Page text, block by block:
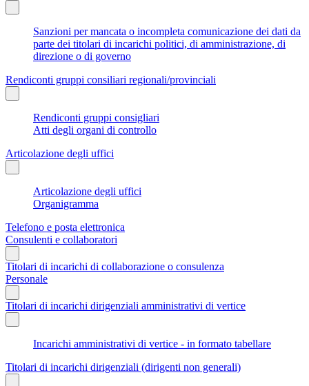
Sanzioni per mancata o incompleta comunicazione dei dati da
parte dei titolari di incarichi politici, di amministrazione, di
direzione o di governo
Rendiconti gruppi consiliari regionali/provinciali
Rendiconti gruppi consigliari
Atti degli organi di controllo
Articolazione degli uffici
Articolazione degli uffici
Organigramma
Telefono e posta elettronica
Consulenti e collaboratori
Titolari di incarichi di collaborazione o consulenza
Personale
Titolari di incarichi dirigenziali amministrativi di vertice
Incarichi amministrativi di vertice - in formato tabellare
Titolari di incarichi dirigenziali (dirigenti non generali)